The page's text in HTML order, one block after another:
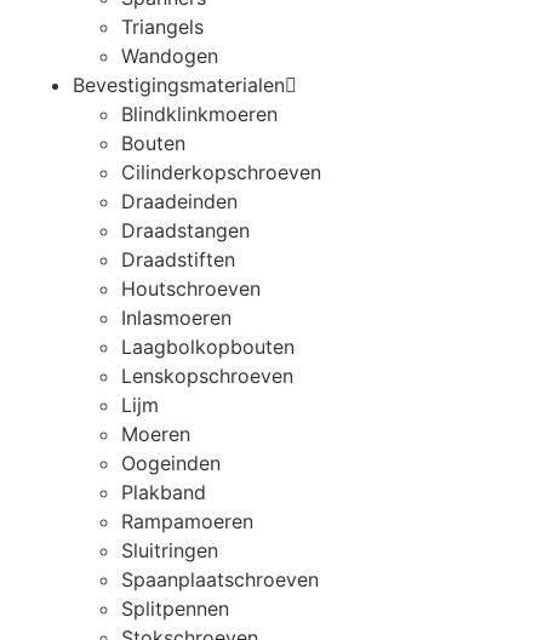
Triangels
Wandogen
Bevestigingsmaterialen
Blindklinkmoeren
Bouten
Cilinderkopschroeven
Draadeinden
Draadstangen
Draadstiften
Houtschroeven
Inlasmoeren
Laagbolkopbouten
Lenskopschroeven
Lijm
Moeren
Oogeinden
Plakband
Rampamoeren
Sluitringen
Spaanplaatschroeven
Splitpennen